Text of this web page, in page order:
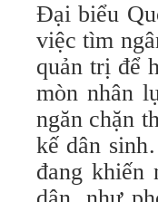
Đại biểu
việc tìm
quản trị để
mòn nhân
ngăn chặn
kế dân
đang khiến